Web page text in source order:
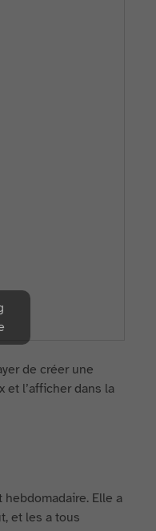
de créer une
et l’afficher dans la
Elle a
et les a tous